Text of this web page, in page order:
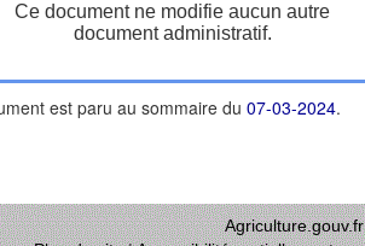
Ce document ne modifie aucun autre
document administratif.
est paru au sommaire du 07-03-2024.
Agriculture.gouv.fr